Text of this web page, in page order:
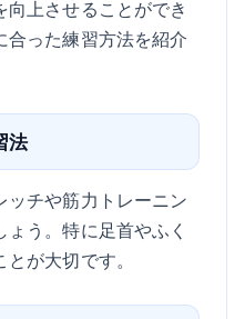
上させることができ
合った練習方法を紹介
法
チや筋力トレーニン
う。特に足首やふく
が大切です。